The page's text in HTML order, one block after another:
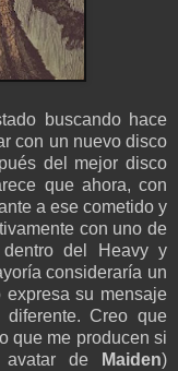
buscando hace
con un nuevo disco
del mejor disco
que ahora, con
a ese cometido y
con uno de
dentro del Heavy y
consideraría un
expresa su mensaje
Creo que
que me producen si
de
Maiden)